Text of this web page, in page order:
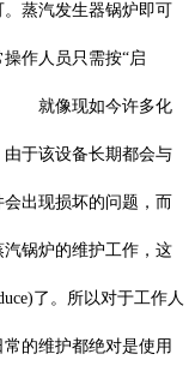
蒸汽发生器锅炉即可
作人员只需按“启
。 就像现如今许多化
于该设备长期都会与
出现损坏的问题，而
锅炉的维护工作，这
了。所以对于工作人
的维护都绝对是使用